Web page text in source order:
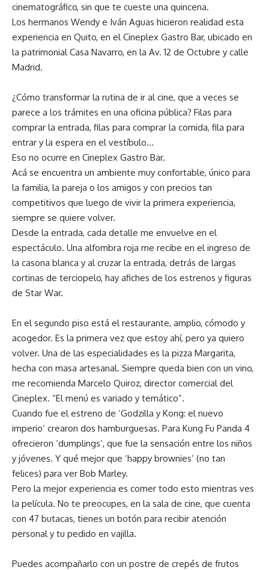
cinematográfico, sin que te cueste una quincena.
Los hermanos Wendy e Iván Aguas hicieron realidad esta
experiencia en Quito, en el Cineplex Gastro Bar, ubicado en
la patrimonial Casa Navarro, en la Av. 12 de Octubre y calle
Madrid.
¿Cómo transformar la rutina de ir al cine, que a veces se
parece a los trámites en una oficina pública? Filas para
comprar la entrada, filas para comprar la comida, fila para
entrar y la espera en el vestíbulo…
Eso no ocurre en Cineplex Gastro Bar.
Acá se encuentra un ambiente muy confortable, único para
la familia, la pareja o los amigos y con precios tan
competitivos que luego de vivir la primera experiencia,
siempre se quiere volver.
Desde la entrada, cada detalle me envuelve en el
espectáculo. Una alfombra roja me recibe en el ingreso de
la casona blanca y al cruzar la entrada, detrás de largas
cortinas de terciopelo, hay afiches de los estrenos y figuras
de Star War.
En el segundo piso está el restaurante, amplio, cómodo y
acogedor. Es la primera vez que estoy ahí, pero ya quiero
volver. Una de las especialidades es la pizza Margarita,
hecha con masa artesanal. Siempre queda bien con un vino,
me recomienda Marcelo Quiroz, director comercial del
Cineplex. “El menú es variado y temático”.
Cuando fue el estreno de ‘Godzilla y Kong: el nuevo
imperio’ crearon dos hamburguesas. Para Kung Fu Panda 4
ofrecieron ‘dumplings’, que fue la sensación entre los niños
y jóvenes. Y qué mejor que ‘happy brownies’ (no tan
felices) para ver Bob Marley.
Pero la mejor experiencia es comer todo esto mientras ves
la película. No te preocupes, en la sala de cine, que cuenta
con 47 butacas, tienes un botón para recibir atención
personal y tu pedido en vajilla.
Puedes acompañarlo con un postre de crepés de frutos